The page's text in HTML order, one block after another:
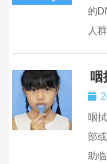
的
人
入
咽
咽
部
助